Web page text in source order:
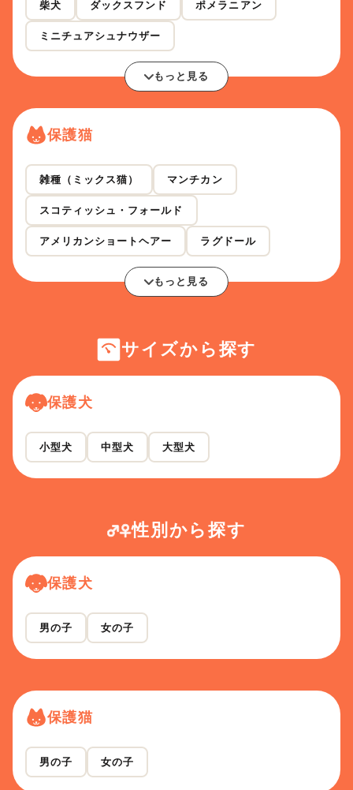
柴犬 ダックスフンド ポメラニアン
ミニチュアシュナウザー
もっと見る
保護猫
雑種（ミックス猫） マンチカン
スコティッシュ・フォールド
アメリカンショートヘアー ラグドール
もっと見る
サイズから探す
保護犬
小型犬 中型犬 大型犬
性別から探す
保護犬
男の子 女の子
保護猫
男の子 女の子